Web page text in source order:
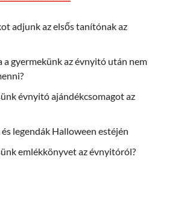
adjunk az elsős tanítónak az
a gyermekünk az évnyitó után nem
évnyitó ajándékcsomagot az
legendák Halloween estéjén
emlékkönyvet az évnyitóról?